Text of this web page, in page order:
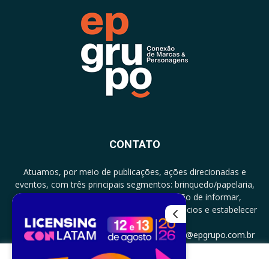
CONTATO
Atuamos, por meio de publicações, ações direcionadas e
eventos, com três principais segmentos: brinquedo/papelaria,
licenciamento e zero a três com a missão de informar,
documentar, proporcionar encontro de negócios e estabelecer
parcerias.
CONTATO: +5511994513097 - atendimento@epgrupo.com.br